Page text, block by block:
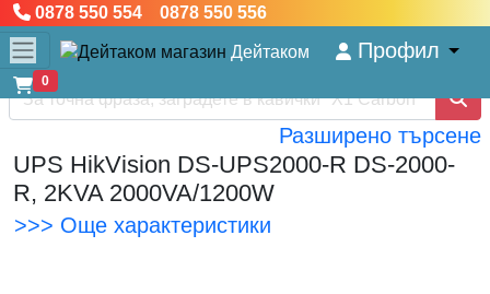
0878 550 554 0878 550 556
Дейтаком Профил
0
Разширено търсене
UPS HikVision DS-UPS2000-R DS-2000-
R, 2KVA 2000VA/1200W
>>> Още характеристики